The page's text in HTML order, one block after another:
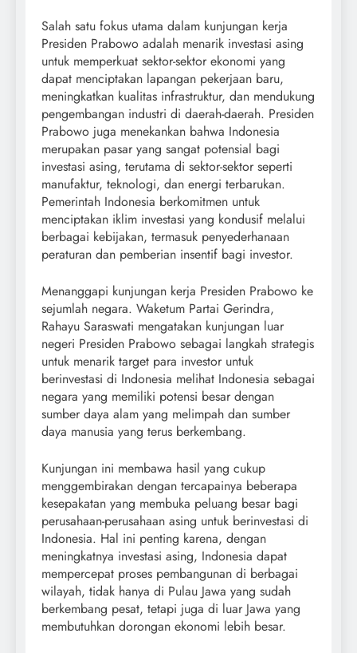
Salah satu fokus utama dalam kunjungan kerja
Presiden Prabowo adalah menarik investasi asing
untuk memperkuat sektor-sektor ekonomi yang
dapat menciptakan lapangan pekerjaan baru,
meningkatkan kualitas infrastruktur, dan mendukung
pengembangan industri di daerah-daerah. Presiden
Prabowo juga menekankan bahwa Indonesia
merupakan pasar yang sangat potensial bagi
investasi asing, terutama di sektor-sektor seperti
manufaktur, teknologi, dan energi terbarukan.
Pemerintah Indonesia berkomitmen untuk
menciptakan iklim investasi yang kondusif melalui
berbagai kebijakan, termasuk penyederhanaan
peraturan dan pemberian insentif bagi investor.
Menanggapi kunjungan kerja Presiden Prabowo ke
sejumlah negara. Waketum Partai Gerindra,
Rahayu Saraswati mengatakan kunjungan luar
negeri Presiden Prabowo sebagai langkah strategis
untuk menarik target para investor untuk
berinvestasi di Indonesia melihat Indonesia sebagai
negara yang memiliki potensi besar dengan
sumber daya alam yang melimpah dan sumber
daya manusia yang terus berkembang.
Kunjungan ini membawa hasil yang cukup
menggembirakan dengan tercapainya beberapa
kesepakatan yang membuka peluang besar bagi
perusahaan-perusahaan asing untuk berinvestasi di
Indonesia. Hal ini penting karena, dengan
meningkatnya investasi asing, Indonesia dapat
mempercepat proses pembangunan di berbagai
wilayah, tidak hanya di Pulau Jawa yang sudah
berkembang pesat, tetapi juga di luar Jawa yang
membutuhkan dorongan ekonomi lebih besar.